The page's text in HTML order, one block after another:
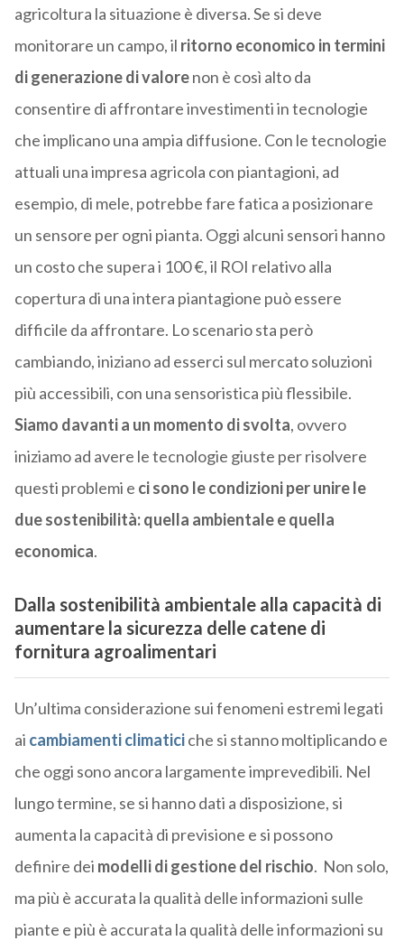
agricoltura la situazione è diversa. Se si deve
monitorare un campo, il ritorno economico in termini
di generazione di valorenon è così alto da
consentire di affrontare investimenti in tecnologie
che implicano una ampia diffusione. Con le tecnologie
attuali una impresa agricola con piantagioni, ad
esempio, di mele, potrebbe fare fatica a posizionare
un sensore per ogni pianta. Oggi alcuni sensori hanno
un costo che supera i 100 €, il ROI relativo alla
copertura di una intera piantagione può essere
difficile da affrontare. Lo scenario sta però
cambiando, iniziano ad esserci sul mercato soluzioni
più accessibili, con una sensoristica più flessibile.
Siamo davanti a un momento di svolta, ovvero
iniziamo ad avere le tecnologie giuste per risolvere
questi problemi e ci sono le condizioni per unire le
due sostenibilità: quella ambientale e quella
economica.
Dalla sostenibilità ambientale alla capacità di
aumentare la sicurezza delle catene di
fornitura agroalimentari
Un’ultima considerazione sui fenomeni estremi legati
ai cambiamenti climaticiche si stanno moltiplicando e
che oggi sono ancora largamente imprevedibili. Nel
lungo termine, se si hanno dati a disposizione, si
aumenta la capacità di previsione e si possono
definire dei modelli di gestione del rischio. Non solo,
ma più è accurata la qualità delle informazioni sulle
piante e più è accurata la qualità delle informazioni su